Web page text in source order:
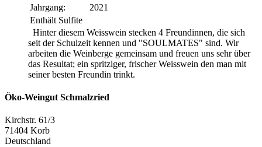
Jahrgang:
2021
Enthält Sulfite
Hinter diesem Weisswein stecken 4 Freundinnen, die sich
seit der Schulzeit kennen und "SOULMATES" sind. Wir
arbeiten die Weinberge gemeinsam und freuen uns sehr über
das Resultat; ein spritziger, frischer Weisswein den man mit
seiner besten Freundin trinkt.
Öko-Weingut Schmalzried
Kirchstr. 61/3
71404 Korb
Deutschland